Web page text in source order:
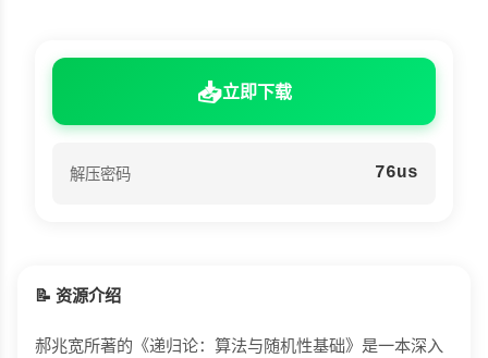
📥立即下载
解压密码 76us
📝 资源介绍
郝兆宽所著的《递归论：算法与随机性基础》是一本深入